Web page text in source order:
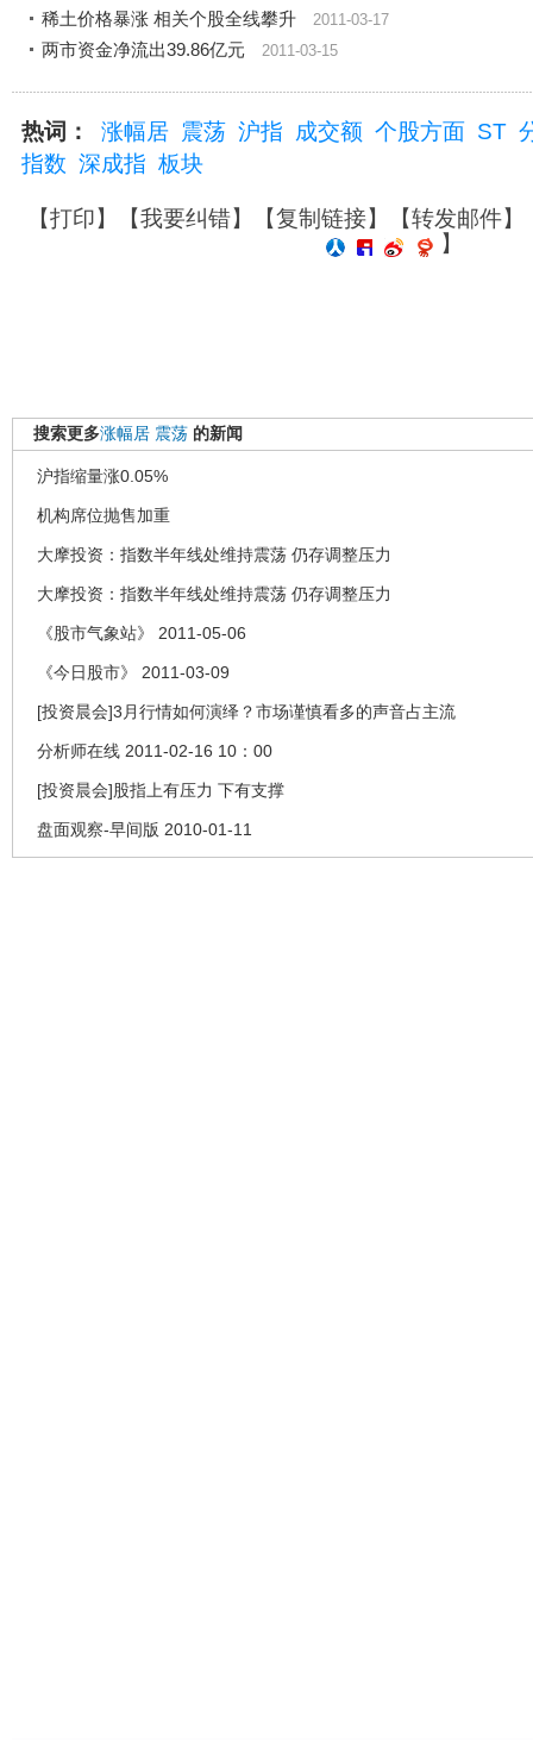
稀土价格暴涨 相关个股全线攀升
2011-03-17
两市资金净流出39.86亿元 2011-03-15
热词： 涨幅居 震荡 沪指 成交额 个股方面 ST
指数 深成指 板块
【打印】【我要纠错】【复制链接】【转发邮件】
】
搜索更多涨幅居 震荡 的新闻
沪指缩量涨0.05%
机构席位抛售加重
大摩投资：指数半年线处维持震荡 仍存调整压力
大摩投资：指数半年线处维持震荡 仍存调整压力
《股市气象站》 2011-05-06
《今日股市》 2011-03-09
[投资晨会]3月行情如何演绎？市场谨慎看多的声音占主流
分析师在线 2011-02-16 10：00
[投资晨会]股指上有压力 下有支撑
盘面观察-早间版 2010-01-11